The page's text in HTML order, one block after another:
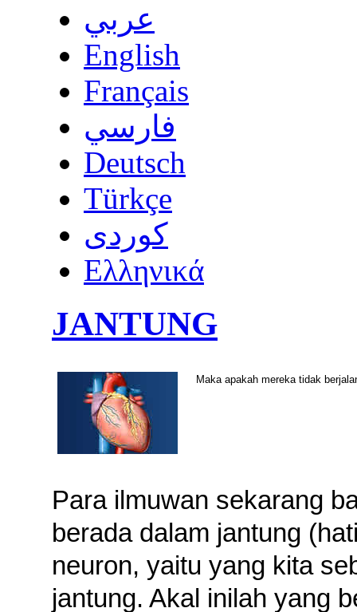
عربي
English
Français
فارسي
Deutsch
Türkçe
كوردى
Ελληνικά
JANTUNG
Maka apakah mereka tidak
Para ilmuwan sekarang
berada dalam jantung
neuron, yaitu yang kita
jantung. Akal inilah yang